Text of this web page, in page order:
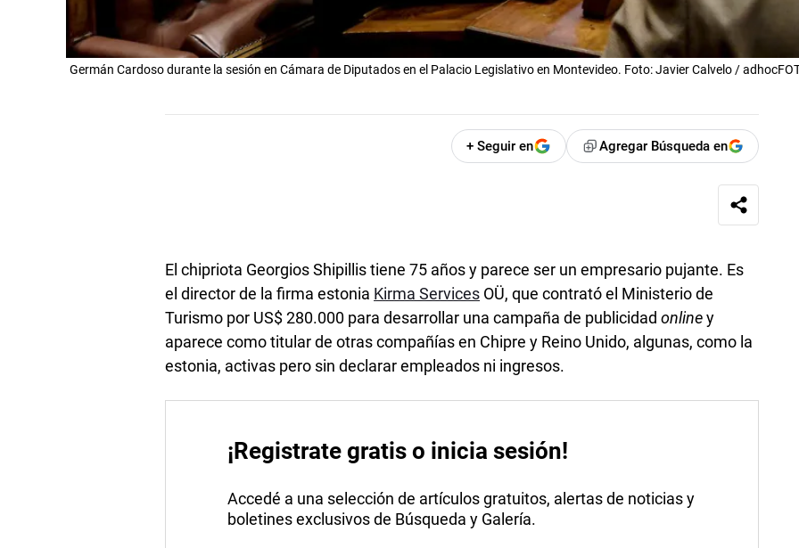
Germán Cardoso durante la sesión en Cámara de Diputados en el Palacio Legislativo en Montevideo. Foto: Javier Calvelo /
+ Seguir en Agregar Búsqueda en
El chipriota Georgios Shipillis tiene 75 años y parece ser un empresario pujante. Es
el director de la firma estonia Kirma Services OÜ, que contrató el Ministerio de
Turismo por US$ 280.000 para desarrollar una campaña de publicidadonliney
aparece como titular de otras compañías en Chipre y Reino Unido, algunas, como la
estonia, activas pero sin declarar empleados ni ingresos.
¡Registrate gratis o inicia sesión!
Accedé a una selección de artículos gratuitos, alertas de noticias y
boletines exclusivos de Búsqueda y Galería.